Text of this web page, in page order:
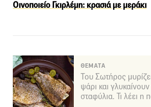
Οινοποιείο Γκιρλέμη: κρασιά με μεράκι
ΘΕΜΑΤΑ
Του Σωτήρος
ψάρι και
σταφύλια. Τι λέει η